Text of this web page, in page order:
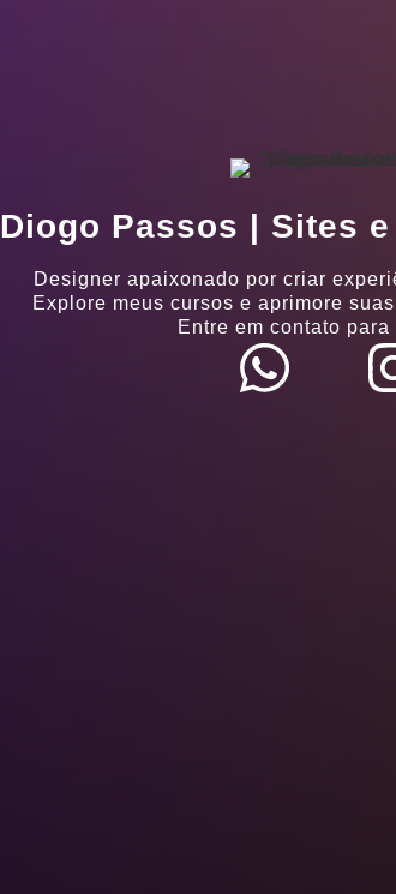
Diogo Passos | Sites
Designer apaixonado por criar
Explore meus cursos e aprimore
Entre em contato para